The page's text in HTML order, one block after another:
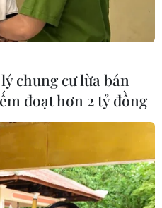
nước này.
chung cư lừa bán
đoạt hơn 2 tỷ đồng